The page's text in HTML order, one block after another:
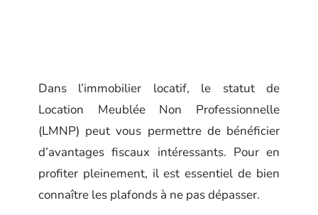
Dans l’immobilier locatif, le statut de
Location Meublée Non Professionnelle
(LMNP) peut vous permettre de bénéficier
d’avantages fiscaux intéressants. Pour en
profiter pleinement, il est essentiel de bien
connaître les plafonds à ne pas dépasser.